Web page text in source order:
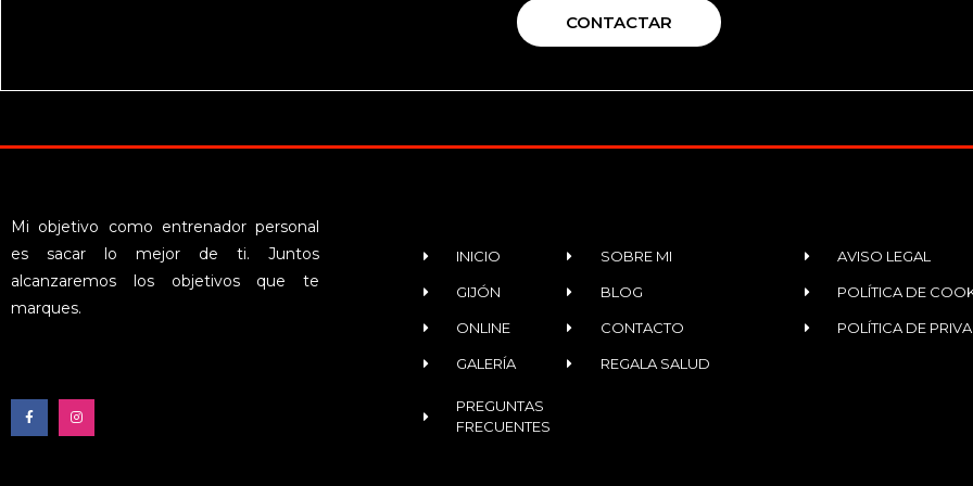
CONTACTAR
Mi objetivo como entrenador personal
es sacar lo mejor de ti. Juntos
alcanzaremos los objetivos que te
marques.
INICIO
GIJÓN
ONLINE
GALERÍA
PREGUNTAS
FRECUENTES
SOBRE MI
BLOG
CONTACTO
REGALA SALUD
AVISO LEGAL
POLÍTICA DE
POLÍTICA DE